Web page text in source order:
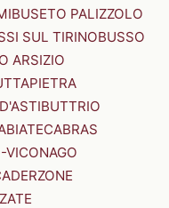
BUSETO PALIZZOLO
SUL TIRINOBUSSO
ARSIZIO
BUTTRIO
CABRAS
VICONAGO